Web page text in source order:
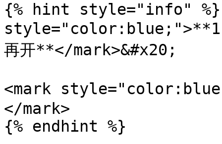
{% hint style="info" %}
style="color:blue;">**1.
再开**</mark>&#x20;
<mark
</mark>
{% endhint %}